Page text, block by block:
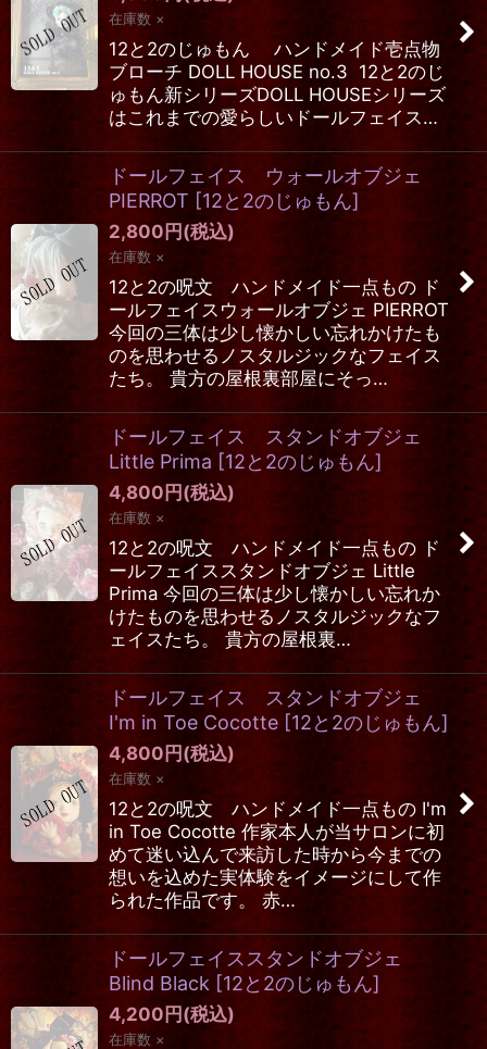
在庫数 ×
12と2のじゅもん ハンドメイド壱点物
ブローチ DOLL HOUSE no.3 12と2のじ
ゅもん新シリーズDOLL HOUSEシリーズ
はこれまでの愛らしいドールフェイス…
ドールフェイス ウォールオブジェ
PIERROT [12と2のじゅもん]
2,800 円 (税込)
在庫数 ×
12と2の呪文 ハンドメイド一点もの ド
ールフェイスウォールオブジェ PIERROT
今回の三体は少し懐かしい忘れかけたも
のを思わせるノスタルジックなフェイス
たち。 貴方の屋根裏部屋にそっ…
ドールフェイス スタンドオブジェ
Little Prima [12と2のじゅもん]
4,800 円 (税込)
在庫数 ×
12と2の呪文 ハンドメイド一点もの ド
ールフェイススタンドオブジェ Little
Prima 今回の三体は少し懐かしい忘れか
けたものを思わせるノスタルジックなフ
ェイスたち。 貴方の屋根裏…
ドールフェイス スタンドオブジェ
I'm in Toe Cocotte [12と2のじゅもん]
4,800 円 (税込)
在庫数 ×
12と2の呪文 ハンドメイド一点もの I'm
in Toe Cocotte 作家本人が当サロンに初
めて迷い込んで来訪した時から今までの
想いを込めた実体験をイメージにして作
られた作品です。 赤…
ドールフェイススタンドオブジェ
Blind Black [12と2のじゅもん]
4,200 円 (税込)
在庫数 ×